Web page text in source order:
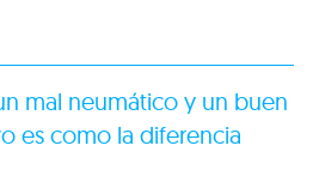
mal neumático y un buen
es como la diferencia